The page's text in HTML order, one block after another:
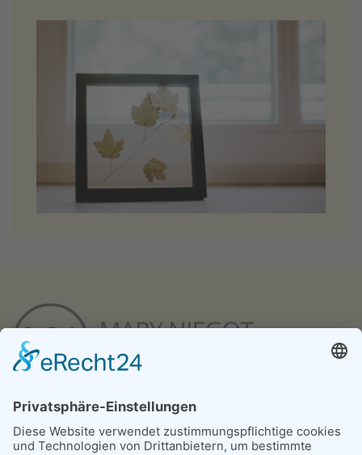
Burgtorstrasse 37a
56566 Neuwied (Altwied)